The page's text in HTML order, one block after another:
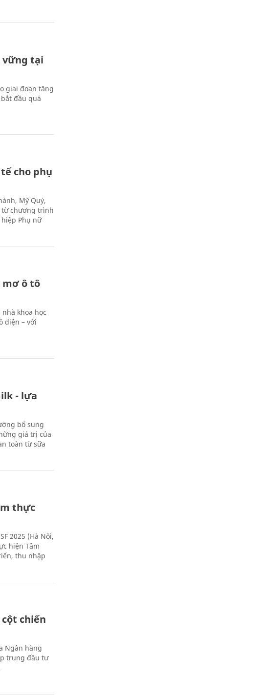
vững tại
giai đoạn tăng
đầu quá
cho phụ
Mỹ Quý,
từ chương trình
hiệp Phụ nữ
mơ ô tô
khoa học
điện – với
- lựa
bổ sung
giá trị của
toàn từ sữa
thực
2025 (Hà Nội,
hiện Tầm
thu nhập
chiến
Ngân hàng
trung đầu tư